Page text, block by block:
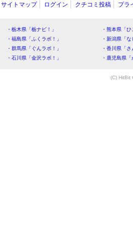
サイトマップ ログイン クチコミ投稿 プラ
・栃木県「栃ナビ！」
・熊本県「
・福島県「ふくラボ！」
・新潟県「
・群馬県「ぐんラボ！」
・香川県「
・石川県「金沢ラボ！」
・鹿児島県
(C) HitBit